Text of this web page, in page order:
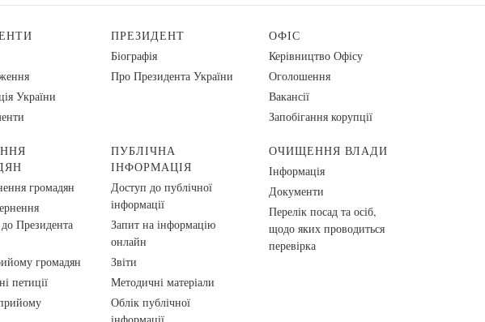
України
ПРЕЗИДЕНТ
Біографія
Про Президента України
ОФІС
Керівництво Офісу
Оголошення
Вакансії
Запобігання корупції
громадян
Президента
громадян
петиції
ПУБЛІЧНА
ІНФОРМАЦІЯ
Доступ до публічної
інформації
Запит на інформацію
онлайн
Звіти
Методичні матеріали
Облік публічної
ОЧИЩЕННЯ ВЛАДИ
Інформація
Документи
Перелік посад та осіб,
щодо яких проводиться
перевірка